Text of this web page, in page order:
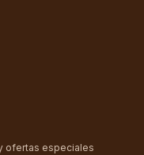
ofertas especiales